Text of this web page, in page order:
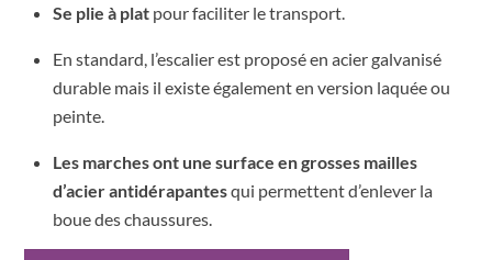
Se plie à plat pour faciliter le transport
En standard, l’escalier est proposé en acier galvanisé
durable mais il existe également en version laquée ou
peinte
Les marches ont une surface engrosses mailles
d’acier antidérapantesqui permettent d’enlever la
boue des chaussures.